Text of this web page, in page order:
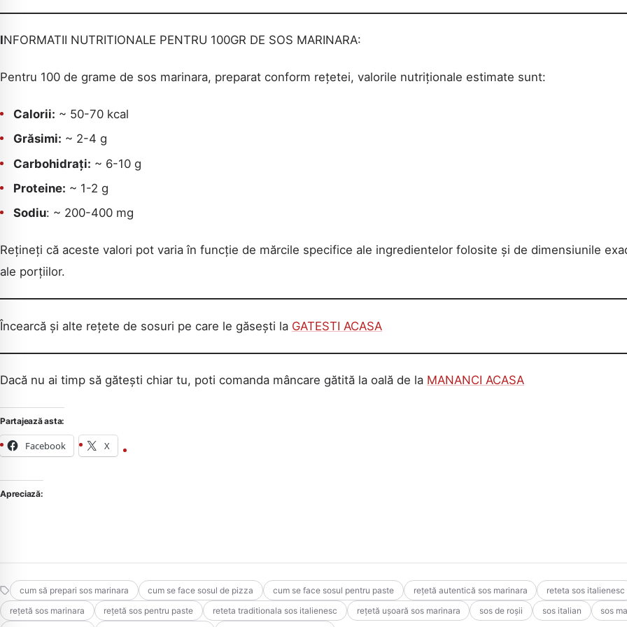
INFORMATII NUTRITIONALE PENTRU 100GR DE SOS MARINARA:
Pentru 100 de grame de sos marinara, preparat conform rețetei, valorile nutriționale estimate sunt:
Calorii: ~ 50-70 kcal
Grăsimi: ~ 2-4 g
Carbohidrați: ~ 6-10 g
Proteine: ~ 1-2 g
Sodiu: ~ 200-400 mg
Rețineți că aceste valori pot varia în funcție de mărcile specifice ale ingredientelor folosite și de dimensiunile
ale porțiilor.
Încearcă și alte rețete de sosuri pe care le găsești la GATESTI ACASA
Dacă nu ai timp să gătești chiar tu, poti comanda mâncare gătită la oală de la MANANCI ACASA
Partajează asta:
Facebook X
Apreciază:
cum să prepari sos marinara cum se face sosul de pizza cum se face sosul pentru paste rețetă autentică sos marinara
reteta sos italienesc
rețetă sos marinara
rețetă sos pentru paste reteta traditionala sos italienesc rețetă ușoară sos marinara sos de roșii sos italian
sos